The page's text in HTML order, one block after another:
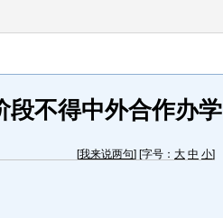
段不得中外合作办学
[我来说两句] [字号： 大 中 小]